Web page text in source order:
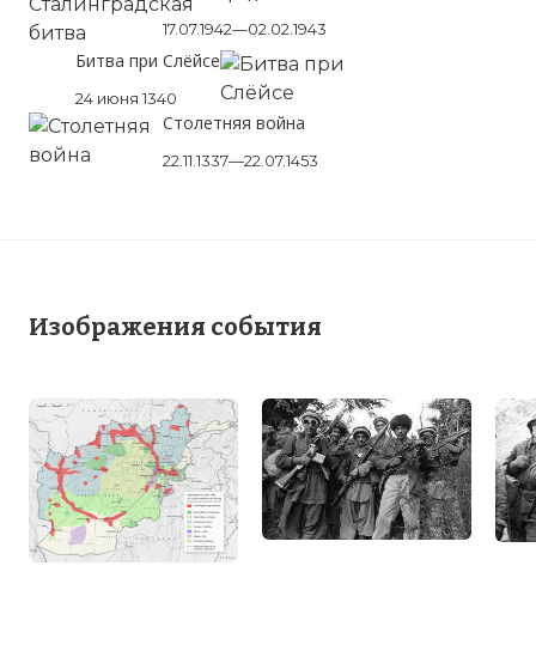
17.07.1942—02.02.1943
Битва при Слёйсе
24 июня 1340
Столетняя война
22.11.1337—22.07.1453
Изображения события
захваченных танков Т-55. Наступление
началось 5 марта 1989 года.
Фото статьи: